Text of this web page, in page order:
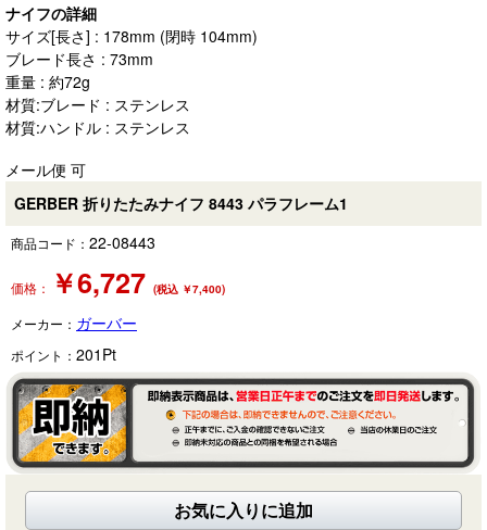
ナイフの詳細
サイズ[長さ] : 178mm (閉時 104mm)
ブレード長さ : 73mm
重量 : 約72g
材質:ブレード : ステンレス
材質:ハンドル : ステンレス
メール便 可
GERBER 折りたたみナイフ 8443 パラフレーム1
商品コード： 22-08443
価格： ￥6,727 (税込 ￥7,400)
メーカー： ガーバー
ポイント： 201 Pt
お気に入りに追加